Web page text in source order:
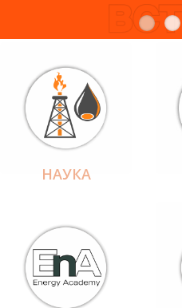
НАУКА